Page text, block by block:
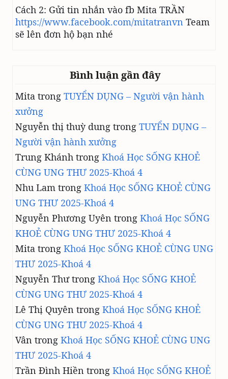
Cách 2: Gửi tin nhắn vào fb Mita TRẦN
https://www.facebook.com/mitatranvn Team
sẽ lên đơn hộ bạn nhé
Bình luận gần đây
Mita trong TUYỂN DỤNG – Người vận hành
xưởng
Nguyễn thị thuỳ dung trong TUYỂN DỤNG –
Người vận hành xưởng
Trung Khánh trong Khoá Học SỐNG KHOẺ
CÙNG UNG THƯ 2025-Khoá 4
Nhu Lam trong Khoá Học SỐNG KHOẺ CÙNG
UNG THƯ 2025-Khoá 4
Nguyễn Phương Uyên trong Khoá Học SỐNG
KHOẺ CÙNG UNG THƯ 2025-Khoá 4
Mita trong Khoá Học SỐNG KHOẺ CÙNG UNG
THƯ 2025-Khoá 4
Nguyễn Thưtrong Khoá Học SỐNG KHOẺ
CÙNG UNG THƯ 2025-Khoá 4
Lê Thị Quyên trong Khoá Học SỐNG KHOẺ
CÙNG UNG THƯ 2025-Khoá 4
Vân trong Khoá Học SỐNG KHOẺ CÙNG UNG
THƯ 2025-Khoá 4
Trần Đình Hiền trong Khoá Học SỐNG KHOẺ